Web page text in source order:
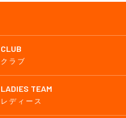
CLUB
クラブ
LADIES TEAM
レディース